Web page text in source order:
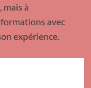
à
avec
expérience.